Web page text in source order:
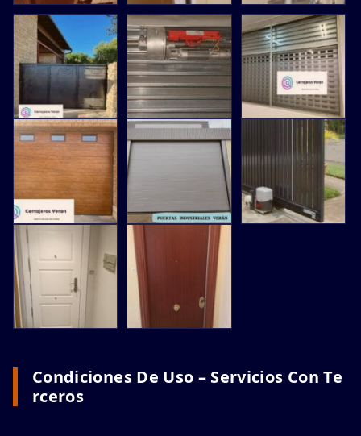
Condiciones De Uso – Servicios Con Te
Rceros